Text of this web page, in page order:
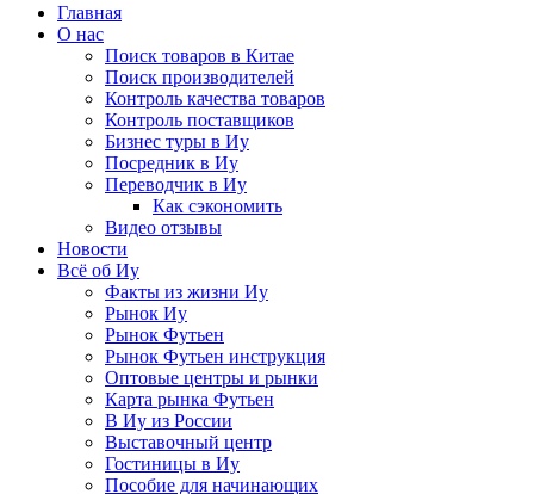
Главная
О нас
Поиск товаров в Китае
Поиск производителей
Контроль качества товаров
Контроль поставщиков
Бизнес туры в Иу
Посредник в Иу
Переводчик в Иу
Как сэкономить
Видео отзывы
Новости
Всё об Иу
Факты из жизни Иу
Рынок Иу
Рынок Футьен
Рынок Футьен инструкция
Оптовые центры и рынки
Карта рынка Футьен
В Иу из России
Выставочный центр
Гостиницы в Иу
Пособие для начинающих